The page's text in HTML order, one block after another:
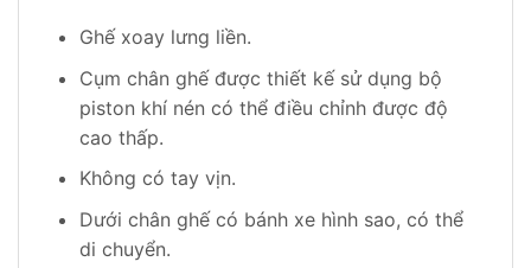
Ghế xoay lưng liền.
Cụm chân ghế được thiết kế sử dụng bộ
piston khí nén có thể điều chỉnh được độ
cao thấp.
Không có tay vịn.
Dưới chân ghế có bánh xe hình sao, có thể
di chuyển.